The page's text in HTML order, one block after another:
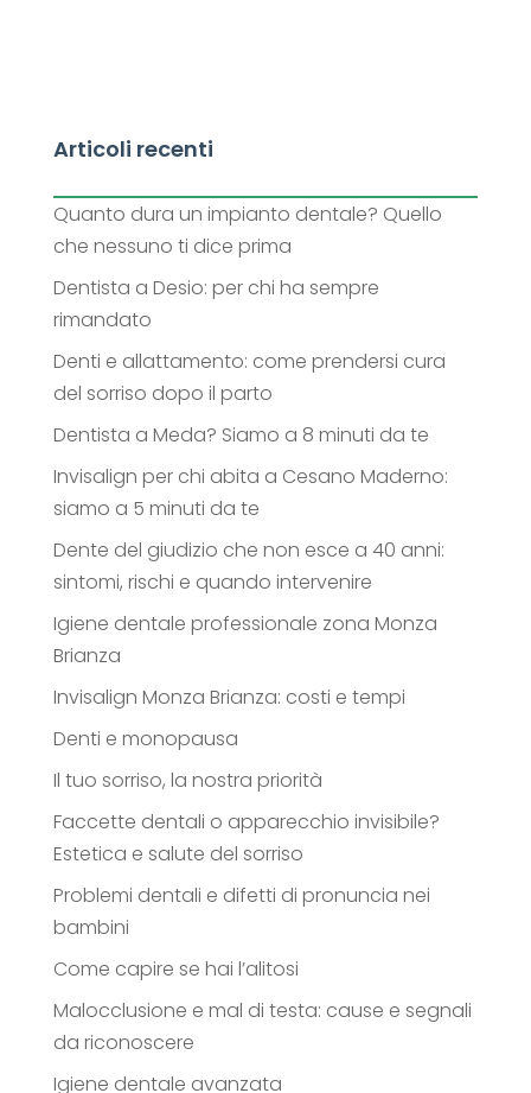
Articoli recenti
Quanto dura un impianto dentale? Quello
che nessuno ti dice prima
Dentista a Desio: per chi ha sempre
rimandato
Denti e allattamento: come prendersi cura
del sorriso dopo il parto
Dentista a Meda? Siamo a 8 minuti da te
Invisalign per chi abita a Cesano Maderno:
siamo a 5 minuti da te
Dente del giudizio che non esce a 40 anni:
sintomi, rischi e quando intervenire
Igiene dentale professionale zona Monza
Brianza
Invisalign Monza Brianza: costi e tempi
Denti e monopausa
Il tuo sorriso, la nostra priorità
Faccette dentali o apparecchio invisibile?
Estetica e salute del sorriso
Problemi dentali e difetti di pronuncia nei
bambini
Come capire se hai l’alitosi
Malocclusione e mal di testa: cause e segnali
da riconoscere
Igiene dentale avanzata